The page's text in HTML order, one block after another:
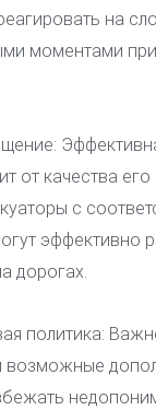
на
моментами
от качества
с
эффективно
дорогах.
политика:
возможные